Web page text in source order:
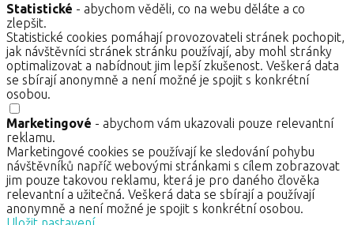
Statistické - abychom věděli, co na webu děláte a co
zlepšit.
Statistické cookies pomáhají provozovateli stránek pochopit,
jak návštěvníci stránek stránku používají, aby mohl stránky
optimalizovat a nabídnout jim lepší zkušenost. Veškerá data
se sbírají anonymně a není možné je spojit s konkrétní
osobou.
Marketingové - abychom vám ukazovali pouze relevantní
reklamu.
Marketingové cookies se používají ke sledování pohybu
návštěvníků napříč webovými stránkami s cílem zobrazovat
jim pouze takovou reklamu, která je pro daného člověka
relevantní a užitečná. Veškerá data se sbírají a používají
anonymně a není možné je spojit s konkrétní osobou.